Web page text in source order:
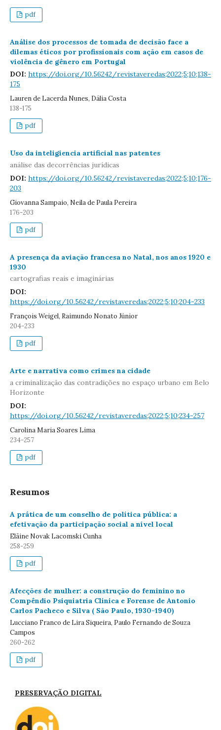
pdf
Análise dos processos de tomada de decisão face a
dilemas éticos por profissionais com ação em casos de
violência de gênero em Portugal
DOI: https://doi.org/10.56242/revistaveredas;2022;5;10;138-
175
Lauren de Lacerda Nunes, Dália Costa
138-175
pdf
Uso da inteligiencia artificial nas patentes
análise das decorrências jurídicas
DOI: https://doi.org/10.56242/revistaveredas;2022;5;10;176-
203
Giovanna Sampaio, Neila de Paula Pereira
176-203
pdf
A presença da aviação francesa no Natal, nos anos 1920 e
1930
cartografias reais e imaginárias
DOI:
https://doi.org/10.56242/revistaveredas;2022;5;10;204-233
François Weigel, Raimundo Nonato Júnior
204-233
pdf
Arte e narrativa como crimes na cidade
a criminalização das contradições no espaço urbano em Belo
Horizonte
DOI:
https://doi.org/10.56242/revistaveredas;2022;5;10;234-257
Carolina Maria Soares Lima
234-257
pdf
Resumos
A prática de um conselho de política pública: a
efetivação da participação social a nível local
Elãine Novak Lacomski Cunha
258-259
pdf
Afecções de mulher: a construção do feminino no
Compêndio Psiquiatria Clínica e Forense de Antonio
Carlos Pacheco e Silva ( São Paulo, 1930-1940)
Lucciano Franco de Lira Siqueira, Paulo Fernando de Souza
Campos
260-262
pdf
PRESERVAÇÃO DIGITAL